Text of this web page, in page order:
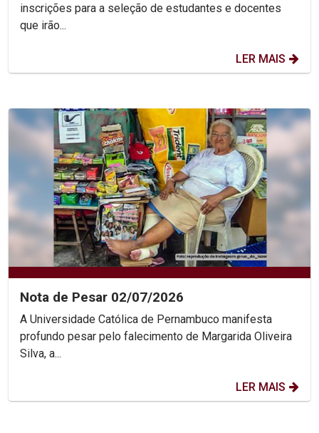
inscrições para a seleção de estudantes e docentes
que irão...
LER MAIS
Nota de Pesar 02/07/2026
A Universidade Católica de Pernambuco manifesta
profundo pesar pelo falecimento de Margarida Oliveira
Silva, a...
LER MAIS